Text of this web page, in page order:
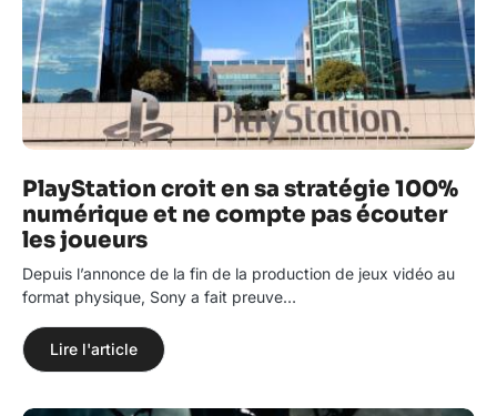
PlayStation croit en sa stratégie 100%
numérique et ne compte pas écouter
les joueurs
Depuis l’annonce de la fin de la production de jeux vidéo au
format physique, Sony a fait preuve…
Lire l'article